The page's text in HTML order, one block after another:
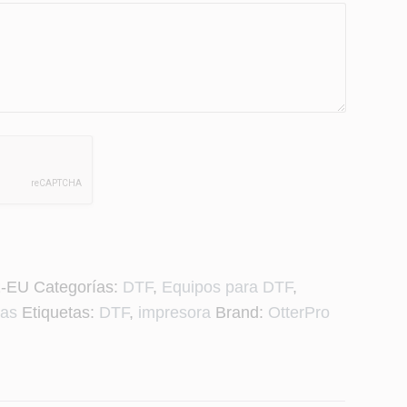
EU Categorías: DTF, Equipos para DTF,
Etiquetas: DTF, impresora Brand: OtterPro